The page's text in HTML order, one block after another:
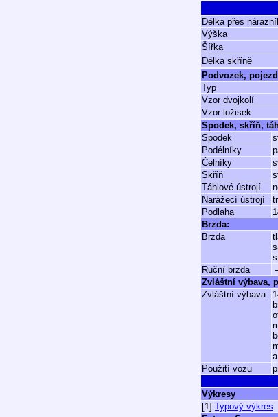
Délka přes
Výška
Šířka
Délka skříně
Podvozek,
Typ
Vzor dvojkolí
Vzor ložisek
Spodek, skříň,
Spodek
Podélníky
Čelníky
Skříň
Táhlové ústrojí
Narážecí ústrojí
Podlaha
Brzda:
Brzda
Ruční brzda
Zvláštní výbava,
Zvláštní výbava
Použití vozu
Výkresy
[1] Typový výkres